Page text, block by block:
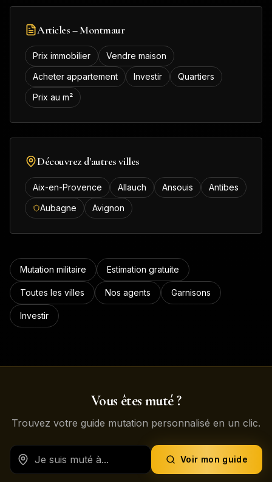
Articles –Montmaur
Prix immobilier
Vendre maison
Acheter appartement
Investir
Quartiers
Prix au m²
Découvrez d'autres villes
Aix-en-Provence Allauch Ansouis
Antibes
Aubagne
Avignon
Mutation militaire Estimation gratuite
Toutes les villes Nos agents Garnisons
Investir
Vous êtes muté ?
Trouvez votre guide mutation personnalisé en un clic.
Voir mon guide